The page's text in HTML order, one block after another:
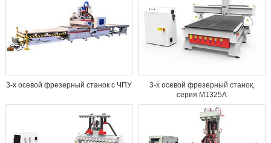
3-х осевой фрезерный станок с ЧПУ
3-х осевой фрезерный станок,
серия M1325A